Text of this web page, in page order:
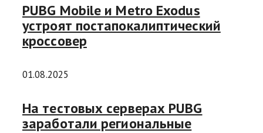
PUBG Mobile и Metro Exodus
устроят постапокалиптический
кроссовер
01.08.2025
На тестовых серверах PUBG
заработали региональные